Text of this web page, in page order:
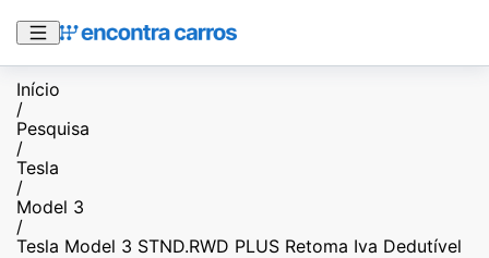
Início
/
Pesquisa
/
Tesla
/
Model 3
/
Tesla Model 3 STND.RWD PLUS Retoma Iva Dedutível